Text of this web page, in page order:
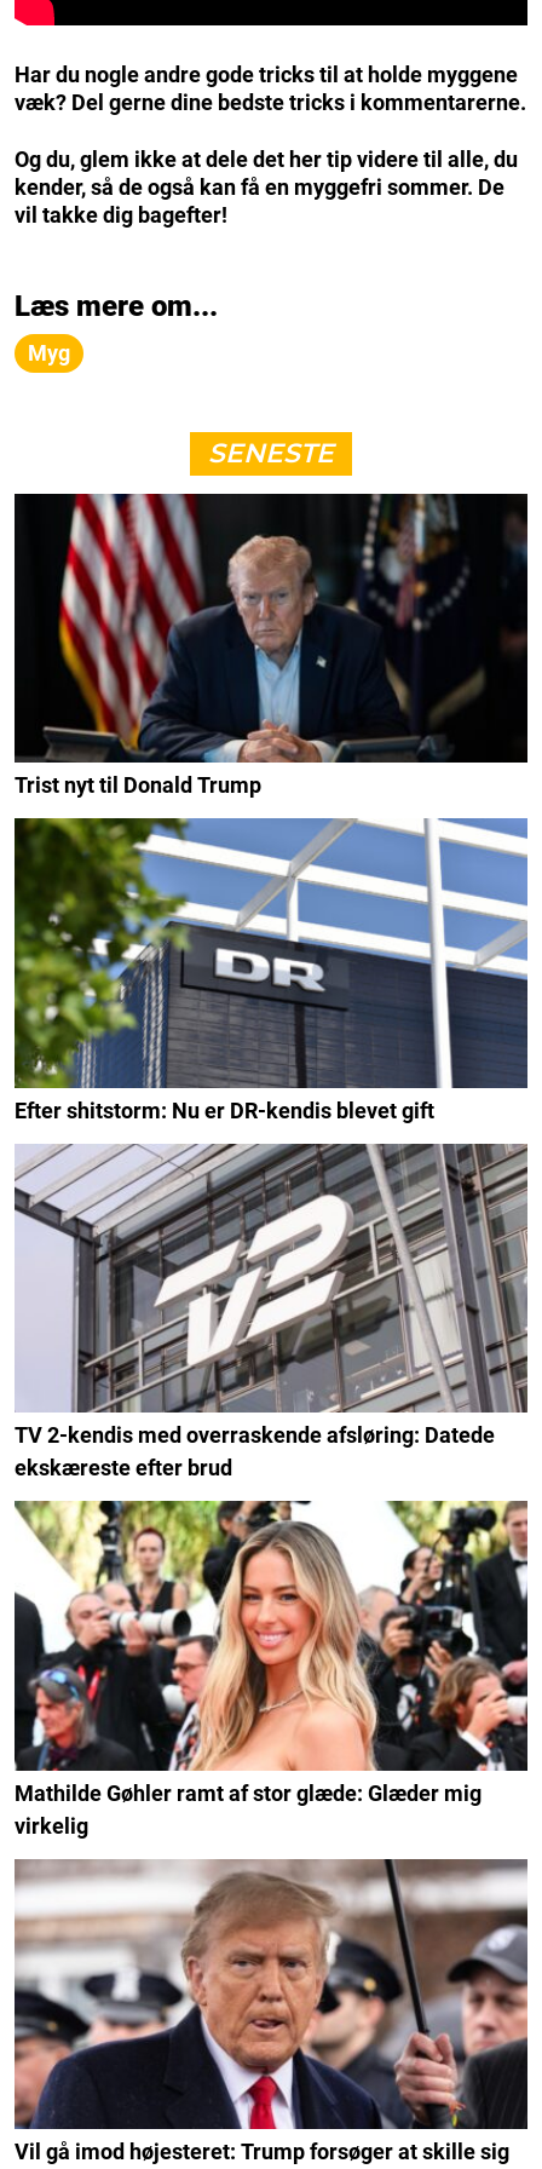
Har du nogle andre gode tricks til at holde myggene
væk? Del gerne dine bedste tricks i kommentarerne.
Og du, glem ikke at dele det her tip videre til alle, du
kender, så de også kan få en myggefri sommer. De
vil takke dig bagefter!
Læs mere om...
Myg
SENESTE
Trist nyt til Donald Trump
Efter shitstorm: Nu er DR-kendis blevet gift
TV 2-kendis med overraskende afsløring: Datede
ekskæreste efter brud
Mathilde Gøhler ramt af stor glæde: Glæder mig
virkelig
Vil gå imod højesteret: Trump forsøger at skille sig